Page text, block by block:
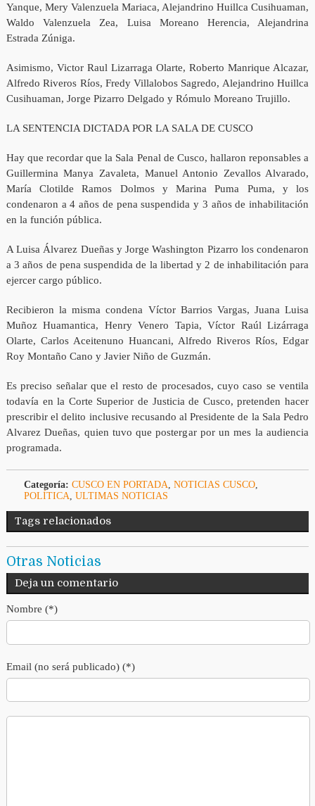
Yanque, Mery Valenzuela Mariaca, Alejandrino Huillca Cusihuaman,
Waldo Valenzuela Zea, Luisa Moreano Herencia, Alejandrina
Estrada Zúniga.
Asimismo, Victor Raul Lizarraga Olarte, Roberto Manrique Alcazar,
Alfredo Riveros Ríos, Fredy Villalobos Sagredo, Alejandrino Huillca
Cusihuaman, Jorge Pizarro Delgado y Rómulo Moreano Trujillo.
LA SENTENCIA DICTADA POR LA SALA DE CUSCO
Hay que recordar que la Sala Penal de Cusco, hallaron reponsables a
Guillermina Manya Zavaleta, Manuel Antonio Zevallos Alvarado,
María Clotilde Ramos Dolmos y Marina Puma Puma, y los
condenaron a 4 años de pena suspendida y 3 años de inhabilitación
en la función pública.
A Luisa Álvarez Dueñas y Jorge Washington Pizarro los condenaron
a 3 años de pena suspendida de la libertad y 2 de inhabilitación para
ejercer cargo público.
Recibieron la misma condena Víctor Barrios Vargas, Juana Luisa
Muñoz Huamantica, Henry Venero Tapia, Víctor Raúl Lizárraga
Olarte, Carlos Aceitenuno Huancani, Alfredo Riveros Ríos, Edgar
Roy Montaño Cano y Javier Niño de Guzmán.
Es preciso señalar que el resto de procesados, cuyo caso se ventila
todavía en la Corte Superior de Justicia de Cusco, pretenden hacer
prescribir el delito inclusive recusando al Presidente de la Sala Pedro
Alvarez Dueñas, quien tuvo que postergar por un mes la audiencia
programada.
Categoría: CUSCO EN PORTADA, NOTICIAS CUSCO,
POLÍTICA, ULTIMAS NOTICIAS
Tags relacionados
Otras Noticias
Deja un comentario
Nombre (*)
Email (no será publicado) (*)